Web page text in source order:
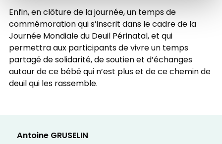
Enfin, en clôture de la journée, un temps de
commémoration qui s’inscrit dans le cadre de la
Journée Mondiale du Deuil Périnatal, et qui
permettra aux participants de vivre un temps
partagé de solidarité, de soutien et d’échanges
autour de ce bébé qui n’est plus et de ce chemin de
deuil qui les rassemble.
Antoine GRUSELIN